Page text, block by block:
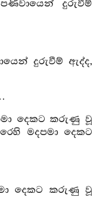
දුරුවීම්
දුරුවීම් ඇද්ද,
දෙකට කරුණු වූ
මදපමා දෙකට
දෙකට කරුණු වූ